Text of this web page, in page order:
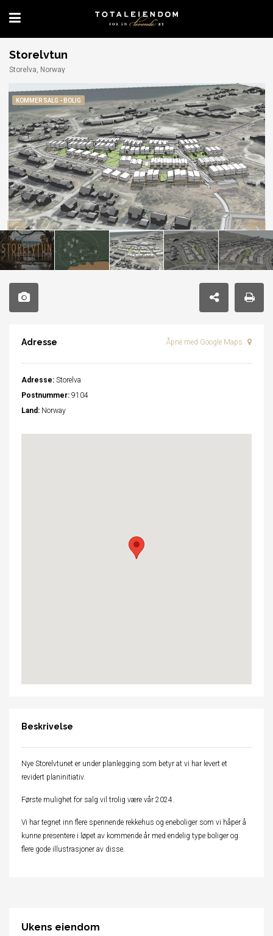
Storelvtun
Storelva, Norway
KOMMER SALG - BOLIG
Adresse Åpne med Google Maps
Adresse: Storelva
Postnummer: 9104
Land: Norway
Beskrivelse
Nye Storelvtunet er under planlegging som betyr at vi har levert et
revidert planinitiativ.
Første mulighet for salg vil trolig være vår 2024.
Vi har tegnet inn flere spennende rekkehus og eneboliger som vi håper å
kunne presentere i løpet av kommende år med endelig type boliger og
flere gode illustrasjoner av disse.
Ukens eiendom